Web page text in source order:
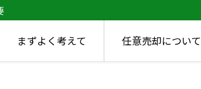
まずよく考えて 任意売却について